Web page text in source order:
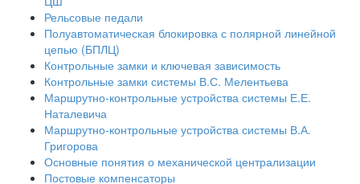
Рельсовые педали
Полуавтоматическая блокировка с полярной линейной
цепью (БПЛЦ)
Контрольные замки и ключевая зависимость
Контрольные замки системы В.С. Мелентьева
Маршрутно-контрольные устройства системы Е.Е.
Наталевича
Маршрутно-контрольные устройства системы В.А.
Григорова
Основные понятия о механической централизации
Постовые компенсаторы